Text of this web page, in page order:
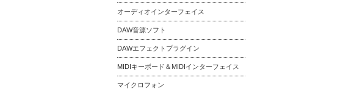
オーディオインターフェイス
DAW音源ソフト
DAWエフェクトプラグイン
MIDIキーボード＆MIDIインターフェイス
マイクロフォン